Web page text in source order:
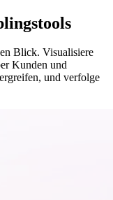
Blick. Visualisiere
Kunden und
und verfolge